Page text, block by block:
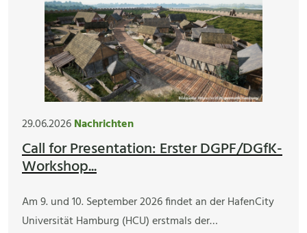
29.06.2026Nachrichten
Call for Presentation: Erster DGPF/DGfK-
Workshop...
Am 9. und 10. September 2026 findet an der HafenCity
Universität Hamburg (HCU) erstmals der…